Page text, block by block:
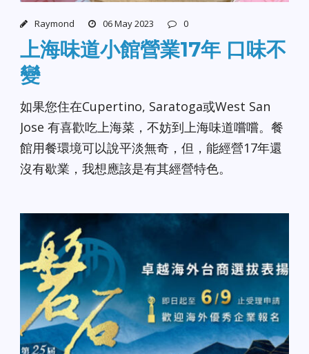
Raymond 06 May 2023 0
上海味道小館營業17年 口味不
變
如果您住在Cupertino, Saratoga或West San
Jose 有喜歡吃上海菜，不妨到上海味道嚐嚐。餐
館用餐環境可以說平淡無奇，但，能經營17年還
沒有歇業，我想應該是有其經營特色。